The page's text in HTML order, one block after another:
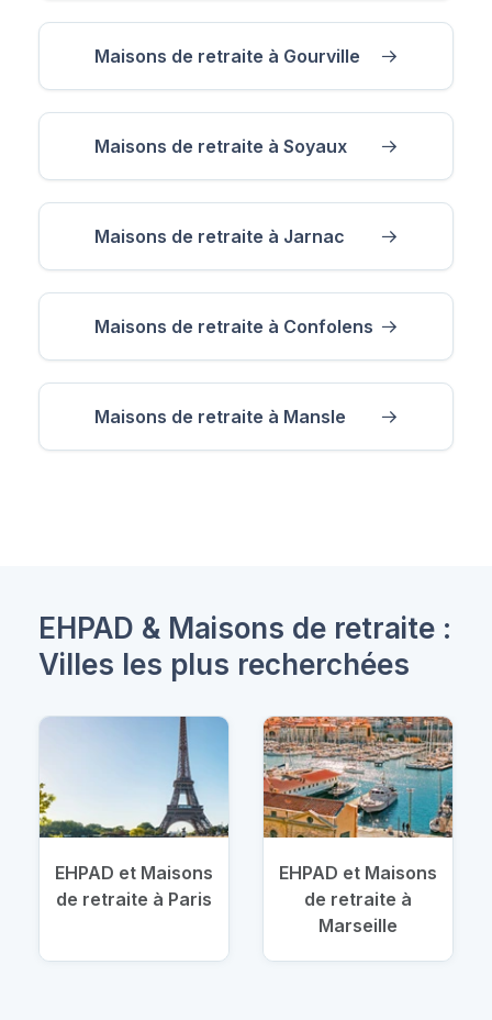
Maisons de retraite à Gourville
Maisons de retraite à Soyaux
Maisons de retraite à Jarnac
Maisons de retraite à Confolens
Maisons de retraite à Mansle
EHPAD & Maisons de retraite :
Villes les plus recherchées
EHPAD et Maisons
de retraite à Paris
EHPAD et Maisons
de retraite à
Marseille